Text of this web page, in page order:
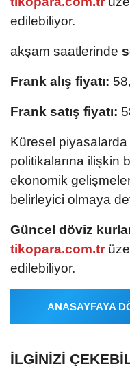
edilebiliyor.
akşam saatlerinde
Frank alış fiyatı:
Frank satış fiyatı:
Küresel piyasalarda
politikalarına ilişkin
ekonomik
belirleyici olmaya
Güncel döviz
tikopara.com.tr
edilebiliyor.
ANASAYFAYA
İLGINIZI